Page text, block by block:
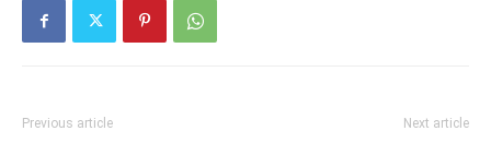
Previous article Next article